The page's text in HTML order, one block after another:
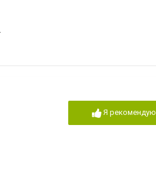
Я рекомендую